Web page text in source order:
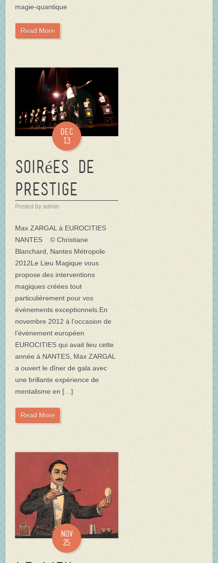
magie-quantique
Read More
Dec
13
Soirées de
prestige
Posted by admin
Max ZARGAL à EUROCITIES
NANTES © Christiane
Blanchard, Nantes Métropole
2012Le Lieu Magique vous
propose des interventions
magiques créées tout
particulièrement pour vos
événements exceptionnels.En
novembre 2012 à l’occasion de
l’événement européen
EUROCITIES qui avait lieu cette
année à NANTES, Max ZARGAL
a ouvert le dîner de gala avec
une brillante expérience de
mentalisme en […]
Read More
Nov
25